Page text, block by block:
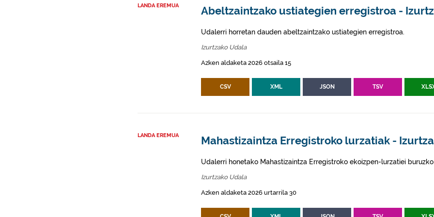
LANDA EREMUA Abeltzaintzako ustiategien erregistroa -
Udalerri horretan dauden abeltzaintzako ustiategien erregistroa.
Izurtzako Udala
Azken aldaketa 2026 otsaila 15
CSV XML JSON TSV
LANDA EREMUA Mahastizaintza Erregistroko lurzatiak - Izurtza
Udalerri honetako Mahastizaintza Erregistroko ekoizpen-lurzatiei
Izurtzako Udala
Azken aldaketa 2026 urtarrila 30